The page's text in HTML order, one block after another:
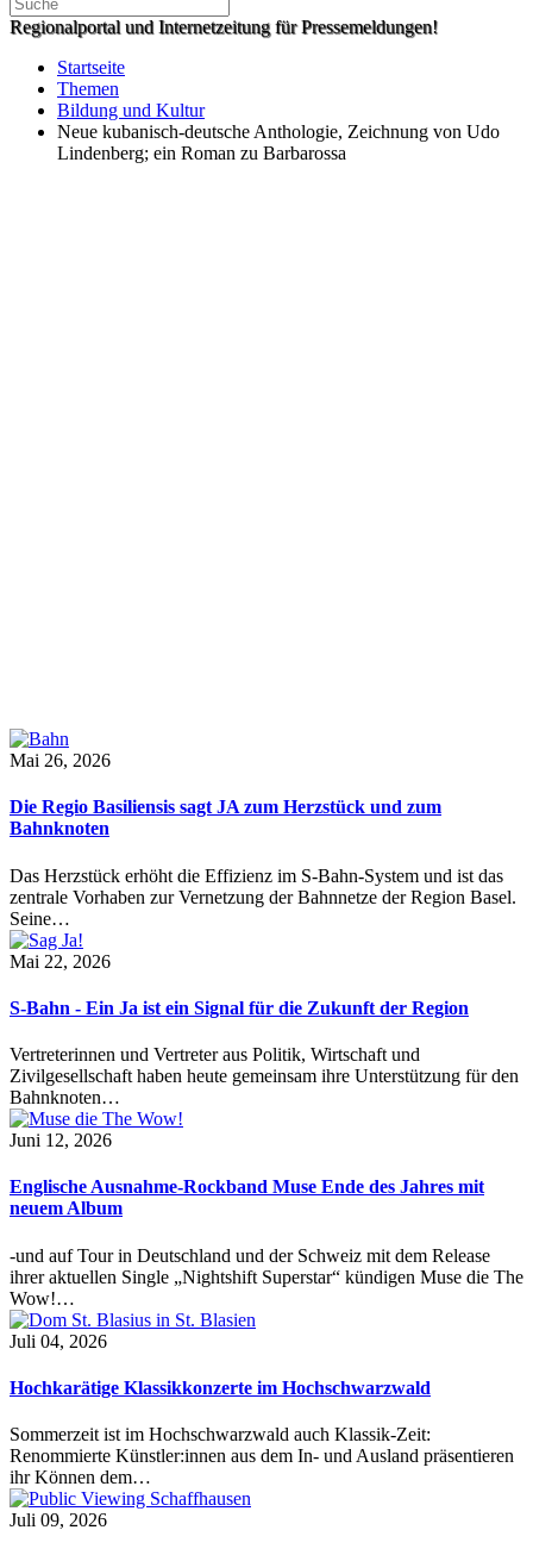
Regionalportal und Internetzeitung für Pressemeldungen!
Startseite
Themen
Bildung und Kultur
Neue kubanisch-deutsche Anthologie, Zeichnung von Udo
Lindenberg; ein Roman zu Barbarossa
Mai 26, 2026
Die Regio Basiliensis sagt JA zum Herzstück und zum
Bahnknoten
Das Herzstück erhöht die Effizienz im S-Bahn-System und ist das
zentrale Vorhaben zur Vernetzung der Bahnnetze der Region Basel.
Seine…
Mai 22, 2026
S-Bahn - Ein Ja ist ein Signal für die Zukunft der Region
Vertreterinnen und Vertreter aus Politik, Wirtschaft und
Zivilgesellschaft haben heute gemeinsam ihre Unterstützung für den
Bahnknoten…
Juni 12, 2026
Englische Ausnahme-Rockband Muse Ende des Jahres mit
neuem Album
-und auf Tour in Deutschland und der Schweiz mit dem Release
ihrer aktuellen Single „Nightshift Superstar“ kündigen Muse die The
Wow!…
Juli 04, 2026
Hochkarätige Klassikkonzerte im Hochschwarzwald
Sommerzeit ist im Hochschwarzwald auch Klassik-Zeit:
Renommierte Künstler:innen aus dem In- und Ausland präsentieren
ihr Können dem…
Juli 09, 2026